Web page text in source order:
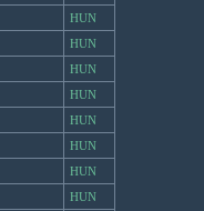
HUN
HUN
HUN
HUN
HUN
HUN
HUN
HUN